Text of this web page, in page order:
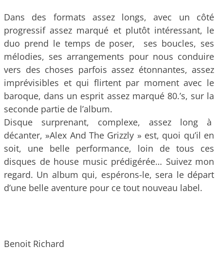
Dans des formats assez longs, avec un côté
progressif assez marqué et plutôt intéressant, le
duo prend le temps de poser, ses boucles, ses
mélodies, ses arrangements pour nous conduire
vers des choses parfois assez étonnantes, assez
imprévisibles et qui flirtent par moment avec le
baroque, dans un esprit assez marqué 80.’s, sur la
seconde partie de l’album.
Disque surprenant, complexe, assez long à
décanter, »Alex And The Grizzly » est, quoi qu’il en
soit, une belle performance, loin de tous ces
disques de house music prédigérée… Suivez mon
regard. Un album qui, espérons-le, sera le départ
d’une belle aventure pour ce tout nouveau label.
Benoit Richard